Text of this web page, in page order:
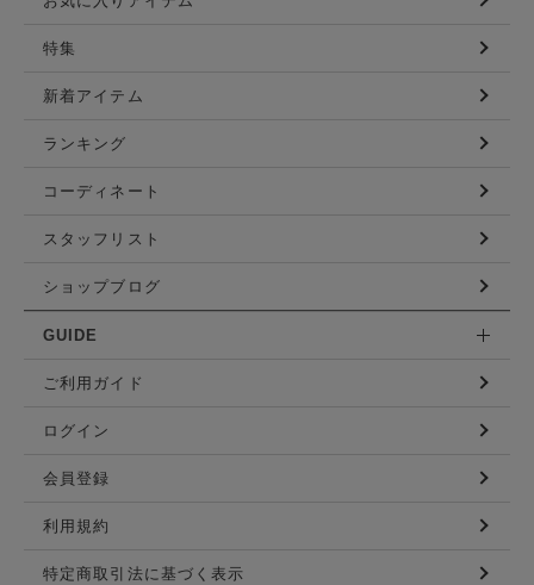
特集
新着アイテム
ランキング
コーディネート
スタッフリスト
ショップブログ
GUIDE
ご利用ガイド
ログイン
会員登録
利用規約
特定商取引法に基づく表示